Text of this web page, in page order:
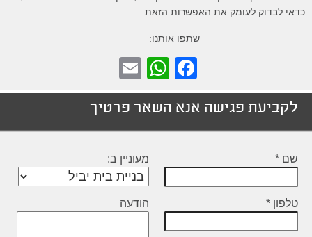
כדאי לבדוק לעומק את האפשרות הזאת.
שתפו אותנו:
F
a
c
e
o
k
W
h
at
s
A
p
p
m
ail
לקביעת פגישה אנא השאר פרטיך
שם *
טלפון *
מעוניין ב:
הודעה